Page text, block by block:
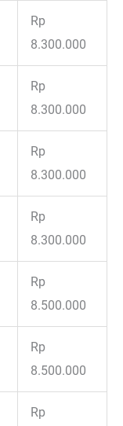
Rp
8.300.000
Rp
8.300.000
Rp
8.300.000
Rp
8.300.000
Rp
8.500.000
Rp
8.500.000
Rp